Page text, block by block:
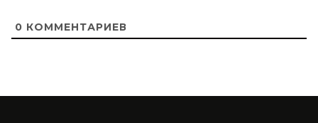
0 КОММЕНТАРИЕВ